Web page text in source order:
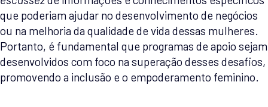
que poderiam ajudar no desenvolvimento de negócios
ou na melhoria da qualidade de vida dessas mulheres.
Portanto, é fundamental que programas de apoio sejam
desenvolvidos com foco na superação desses desafios,
promovendo a inclusão e o empoderamento feminino.